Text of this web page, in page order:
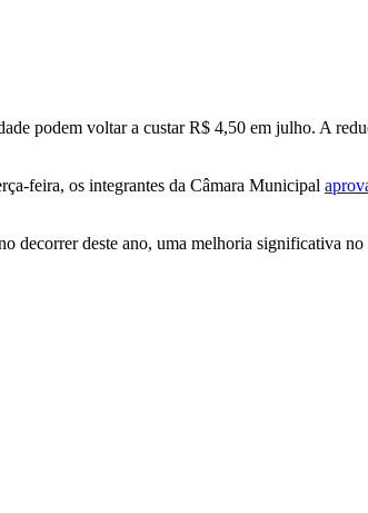
podem voltar a custar R$ 4,50 em julho. A
feira, os integrantes da Câmara Municipal
decorrer deste ano, uma melhoria significativa